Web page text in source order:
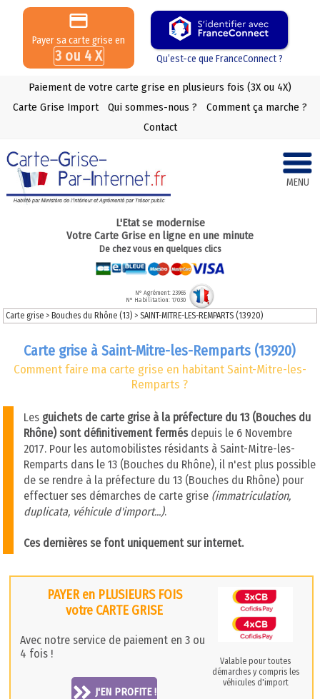
Payer sa carte grise en
3 ou 4 X Qu’est-ce que FranceConnect ?
Paiement de votre carte grise en plusieurs fois (3X ou 4X)
Carte Grise Import
Qui sommes-nous ?
Comment ça marche ?
Contact
MENU
L'Etat se modernise
Votre Carte Grise en ligne en une minute
De chez vous en quelques clics
N° Agrément: 23965
N° Habilitation: 17030
Carte grise > Bouches du Rhône (13)>SAINT-MITRE-LES-REMPARTS (13920)
Carte grise à Saint-Mitre-les-Remparts (13920)
Comment faire ma carte grise en habitant Saint-Mitre-les-
Remparts ?
Les guichets de carte grise à la préfecture du 13 (Bouches du
Rhône) sont définitivement fermésdepuis le 6 Novembre
2017. Pour les automobilistes résidants à Saint-Mitre-les-
Remparts dans le 13 (Bouches du Rhône), il n'est plus possible
de se rendre à la préfecture du 13 (Bouches du Rhône) pour
effectuer ses démarches de carte grise (immatriculation,
duplicata, véhicule d'import...).
Ces dernières se font uniquement sur internet.
PAYER en PLUSIEURS FOIS
votre CARTE GRISE
Avec notre service de paiement en 3 ou
4 fois !
J'EN PROFITE !
Valable pour toutes
démarches y compris les
véhicules d'import